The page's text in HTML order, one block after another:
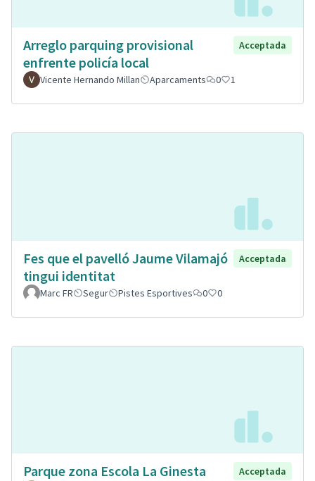
Arreglo parquing provisional
enfrente policía local
Acceptada
Vicente Hernando Millan Aparcaments 0 1
Fes que el pavelló Jaume Vilamajó
tingui identitat
Acceptada
Marc FR Segur Pistes Esportives 0 0
Parque zona Escola La Ginesta
Acceptada